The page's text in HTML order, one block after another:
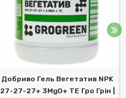
Добриво Гель Вегетатив NPK
27-27-27+ 3MgO+ TE Гро Грін |